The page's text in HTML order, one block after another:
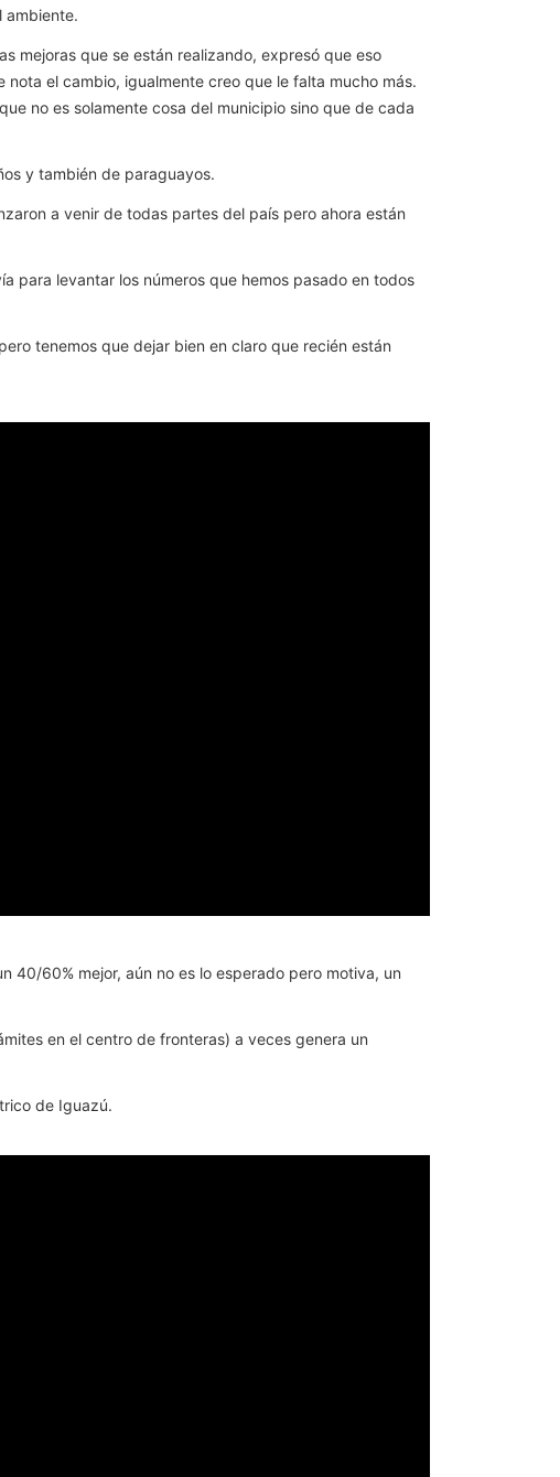
ambiente.
mejoras que se están realizando, expresó que eso
el cambio, igualmente creo que le falta mucho más.
no es solamente cosa del municipio sino que de cada
y también de paraguayos.
a venir de todas partes del país pero ahora están
para levantar los números que hemos pasado en todos
tenemos que dejar bien en claro que recién están
40/60% mejor, aún no es lo esperado pero motiva, un
en el centro de fronteras) a veces genera un
de Iguazú.